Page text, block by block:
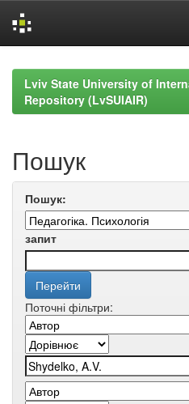
navigationLviv State University of
Repository (LvSUIAIR)
Пошук
Пошук:
запит
Поточні фільтри: